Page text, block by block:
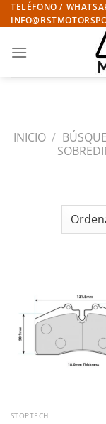
Saltar
al
TELÉFONO /
INICIO /
STOPTECH